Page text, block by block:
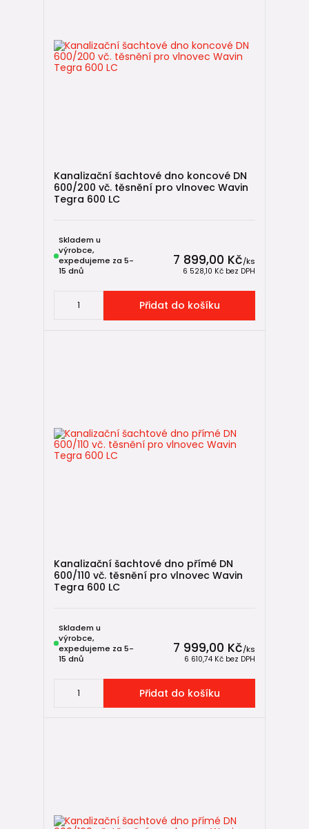
Kanalizační šachtové dno koncové DN
600/200 vč. těsnění pro vlnovec Wavin
Tegra 600 LC
7 899,00 Kč/ks
6 528,10 Kč bez DPH
Skladem u
výrobce,
expedujeme za 5-
15 dnů
Přidat do košíku
Kanalizační šachtové dno přímé DN
600/110 vč. těsnění pro vlnovec Wavin
Tegra 600 LC
7 999,00 Kč/ks
6 610,74 Kč bez DPH
Skladem u
výrobce,
expedujeme za 5-
15 dnů
Přidat do košíku